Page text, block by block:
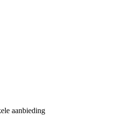
aanbieding